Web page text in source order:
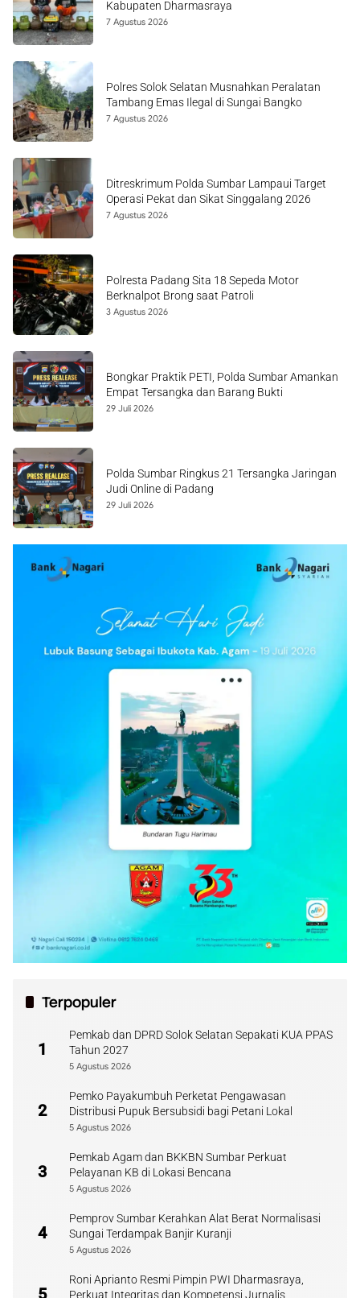
Kabupaten Dharmasraya
7 Agustus 2026
Polres Solok Selatan Musnahkan Peralatan
Tambang Emas Ilegal di Sungai Bangko
7 Agustus 2026
Ditreskrimum Polda Sumbar Lampaui Target
Operasi Pekat dan Sikat Singgalang 2026
7 Agustus 2026
Polresta Padang Sita 18 Sepeda Motor
Berknalpot Brong saat Patroli
3 Agustus 2026
Bongkar Praktik PETI, Polda Sumbar Amankan
Empat Tersangka dan Barang Bukti
29 Juli 2026
Polda Sumbar Ringkus 21 Tersangka Jaringan
Judi Online di Padang
29 Juli 2026
Terpopuler
1
Pemkab dan DPRD Solok Selatan Sepakati KUA PPAS
Tahun 2027
5 Agustus 2026
2
Pemko Payakumbuh Perketat Pengawasan
Distribusi Pupuk Bersubsidi bagi Petani Lokal
5 Agustus 2026
3
Pemkab Agam dan BKKBN Sumbar Perkuat
Pelayanan KB di Lokasi Bencana
5 Agustus 2026
4
Pemprov Sumbar Kerahkan Alat Berat Normalisasi
Sungai Terdampak Banjir Kuranji
5 Agustus 2026
5
Roni Aprianto Resmi Pimpin PWI Dharmasraya,
Perkuat Integritas dan Kompetensi Jurnalis